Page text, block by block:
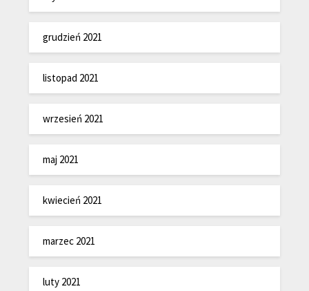
grudzień 2021
listopad 2021
wrzesień 2021
maj 2021
kwiecień 2021
marzec 2021
luty 2021